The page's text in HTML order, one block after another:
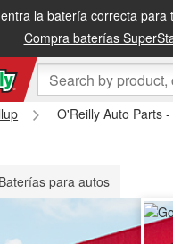
la batería correcta para
Compra baterías
gratis al día siguiente o
O'Reilly Auto Parts
Baterías para autos